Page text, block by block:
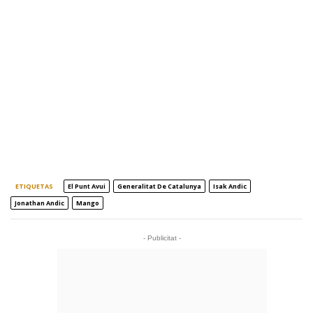
ETIQUETAS El Punt Avui Generalitat De Catalunya
Isak Andic
Jonathan Andic
Mango
- Publicitat -